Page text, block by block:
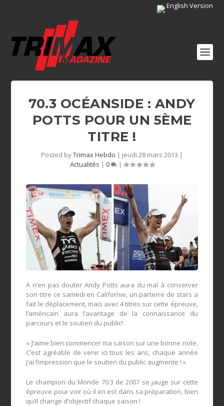
English Version
70.3 OCÉANSIDE : ANDY
POTTS POUR UN 5ÈME
TITRE !
Posted byTrimax Hebdo | jeudi 28 mars 2013 |
Actualités | 0 |
A n’en pas douter Andy Potts aura du mal à conserver
son titre ce samedi en Californie, un parterre de stars a
fait le déplacement, mais avec 4 titres sur cette épreuve,
l’américain aura l’avantage de la connaissance du
parcours et le soutien du public!
« J’aime bien commencer ma saison sur une bonne note.
C’est agréable de venir ici tous les ans, chaque année
j’ai l’impression que le soutien du public augmente ! »
Le champion du Monde 70.3 de 2007 se jauge sur cette
épreuve pour voir où il en est dans sa préparation, bien
qu’il change d’objectif chaque saison !